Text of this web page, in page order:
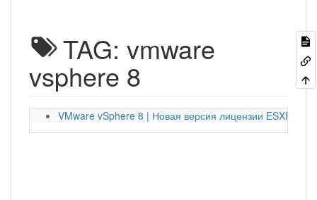
TAG: vmware
vsphere 8
VMware vSphere 8 | Новая версия лицензии ESXI 8